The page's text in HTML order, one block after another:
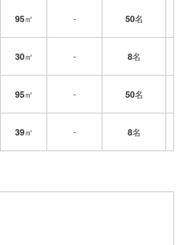
95㎡ - 50名
30㎡ - 8名
95㎡ - 50名
39㎡ - 8名